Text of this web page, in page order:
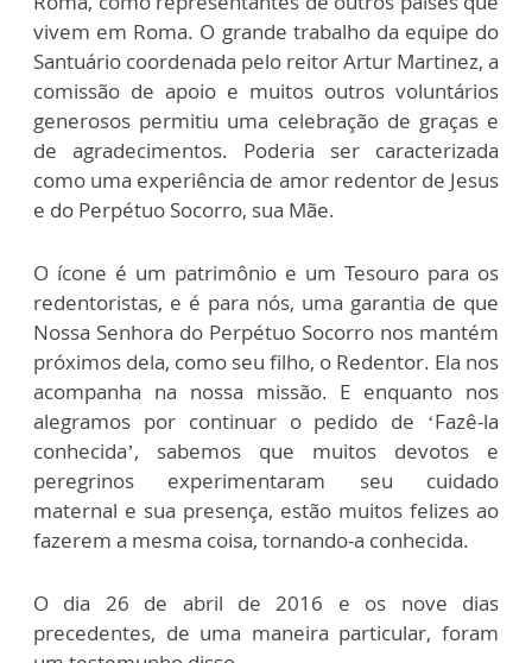
vivem em Roma. O grande trabalho da equipe do
Santuário coordenada pelo reitor Artur Martinez, a
comissão de apoio e muitos outros voluntários
generosos permitiu uma celebração de graças e
de agradecimentos. Poderia ser caracterizada
como uma experiência de amor redentor de Jesus
e do Perpétuo Socorro, sua Mãe.
O ícone é um patrimônio e um Tesouro para os
redentoristas, e é para nós, uma garantia de que
Nossa Senhora do Perpétuo Socorro nos mantém
próximos dela, como seu filho, o Redentor. Ela nos
acompanha na nossa missão. E enquanto nos
alegramos por continuar o pedido de ‘Fazê-la
conhecida’, sabemos que muitos devotos e
peregrinos experimentaram seu cuidado
maternal e sua presença, estão muitos felizes ao
fazerem a mesma coisa, tornando-a conhecida.
O dia 26 de abril de 2016 e os nove dias
precedentes, de uma maneira particular, foram